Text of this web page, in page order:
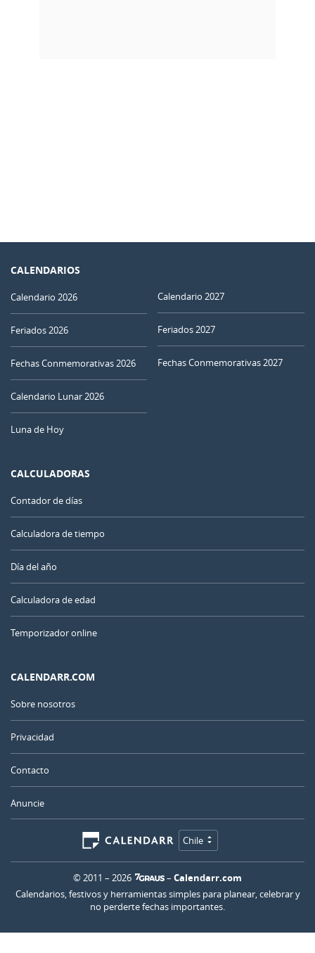
CALENDARIOS
Calendario 2026
Feriados 2026
Fechas Conmemorativas 2026
Calendario Lunar 2026
Luna de Hoy
Calendario 2027
Feriados 2027
Fechas Conmemorativas 2027
CALCULADORAS
Contador de días
Calculadora de tiempo
Día del año
Calculadora de edad
Temporizador online
CALENDARR.COM
Sobre nosotros
Privacidad
Contacto
Anuncie
Chile
© 2011 – 2026 – Calendarr.com
Calendarios, festivos y herramientas simples para planear, celebrar y
no perderte fechas importantes.